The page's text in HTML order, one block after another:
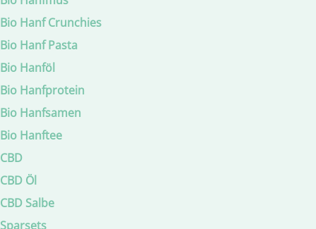
Bio Hanf Crunchies
Bio Hanf Pasta
Bio Hanföl
Bio Hanfprotein
Bio Hanfsamen
Bio Hanftee
CBD
CBD Öl
CBD Salbe
Sparsets